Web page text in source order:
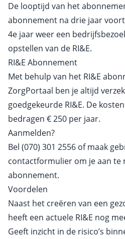
De looptijd van het
abonnement na drie jaar
4e jaar weer een
opstellen van de RI&E.
RI&E Abonnement
Met behulp van het RI&E
ZorgPortaal ben je altijd
goedgekeurde RI&E. De
bedragen € 250 per jaar.
Aanmelden?
Bel (070) 301 2556 of maak
contactformulier om je aan te
abonnement.
Voordelen
Naast het creëren van een
heeft een actuele RI&E nog
Geeft inzicht in de risico’s